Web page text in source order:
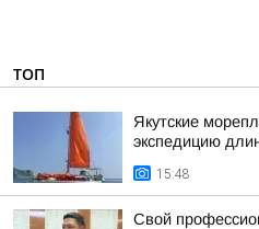
ТОП
Якутские
экспедицию
15:48
Свой